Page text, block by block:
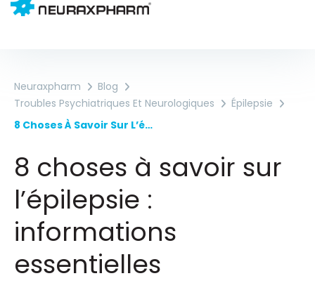
Neuraxpharm
Blog
Troubles Psychiatriques Et Neurologiques
Épilepsie
8 Choses À Savoir Sur L’épilepsie : Informations Essentielles
8 choses à savoir sur
l’épilepsie :
informations
essentielles